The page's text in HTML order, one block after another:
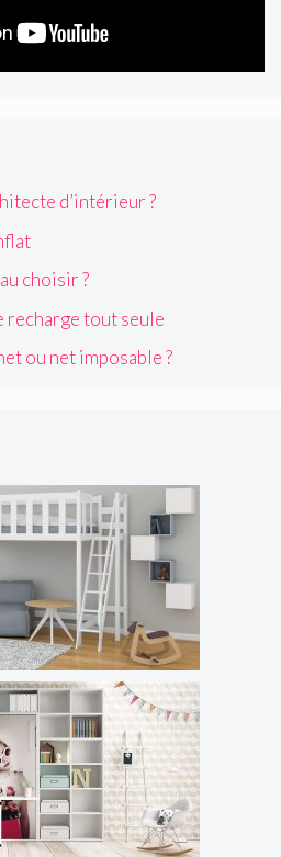
d’intérieur ?
choisir ?
tout seule
ou net imposable ?